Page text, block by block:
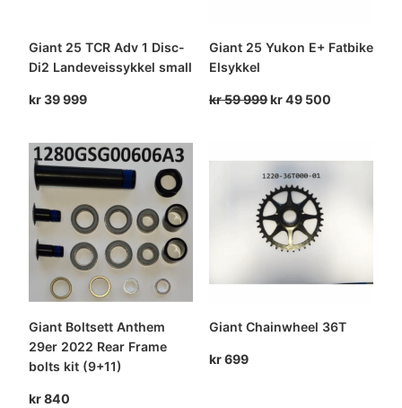
Giant 25 TCR Adv 1 Disc-
Di2 Landeveissykkel small
kr39 999
Giant 25 Yukon E+ Fatbike
Elsykkel
kr59 999Opprinnelig
kr 59
999.
kr49 500Nåværende
kr 49
Giant Boltsett Anthem
29er 2022 Rear Frame
bolts kit (9+11)
kr840
Giant Chainwheel 36T
kr699